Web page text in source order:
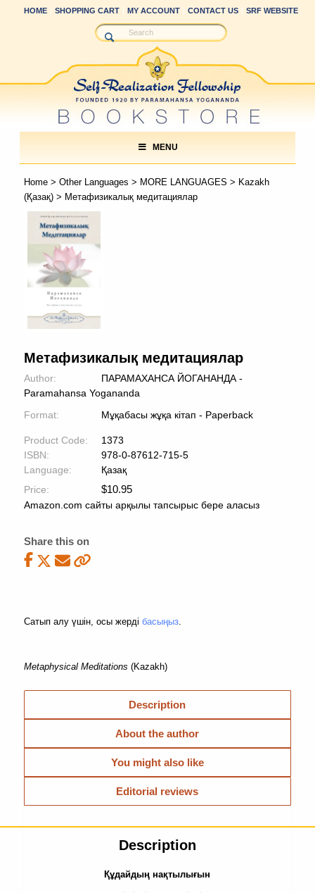
HOME SHOPPING CART MY ACCOUNT CONTACT US SRF WEBSITE
MENU
Home> Other Languages > MORE LANGUAGES > Kazakh
(Қазақ)> Метафизикалық медитациялар
Метафизикалық медитациялар
Author:
ПАРАМАХАНСА ЙОГАНАНДА -
Paramahansa Yogananda
Format:
Мұқабасы жұқа кітап - Paperback
Product Code:
1373
ISBN:
978-0-87612-715-5
Language:
Қазақ
Price:
$10.95
Amazon.com сайты арқылы тапсырыс бере аласыз
Share this on
Сатып алу үшін, осы жерді басыңыз.
Metaphysical Meditations (Kazakh)
Description
About the author
You might also like
Editorial reviews
Description
Құдайдың нақтылығын